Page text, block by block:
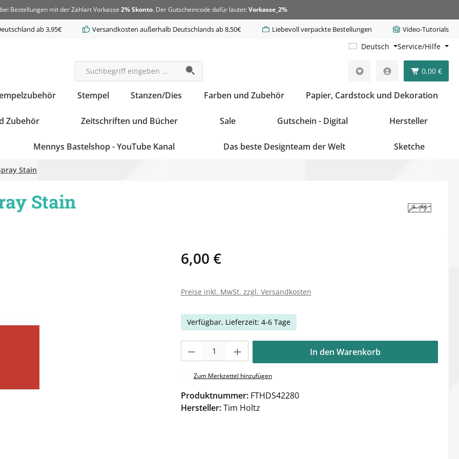
Bestellungen mit der Zahlart Vorkasse 2% Skonto. Der Gutscheincode dafür lautet: Vorkasse_2%
ab 3,95€ Versandkosten außerhalb Deutschlands ab 8,50€ Liebevoll verpackte Bestellungen Video-Tutorials
Deutsch Service/Hilfe
0,00 €
Stempel Stanzen/Dies Farben und Zubehör Papier, Cardstock und Dekoration
Zubehör Zeitschriften und Bücher Sale Gutschein - Digital Hersteller
Mennys Bastelshop - YouTube Kanal Das beste Designteam der Welt Sketche
Stain
Stain
6,00 €
Preise inkl. MwSt. zzgl. Versandkosten
Verfügbar, Lieferzeit: 4-6 Tage
In den Warenkorb
Zum Merkzettel hinzufügen
Produktnummer: FTHDS42280
Hersteller:Tim Holtz